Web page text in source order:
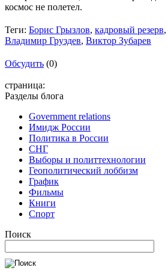
космос не полетел.
Теги: Борис Грызлов, кадровый резерв,
Владимир Груздев, Виктор Зубарев
Обсудить (0)
страница:
Разделы блога
Government relations
Имидж России
Политика в России
СНГ
Выборы и политтехнологии
Геополитический лоббизм
График
Фильмы
Книги
Спорт
Поиск